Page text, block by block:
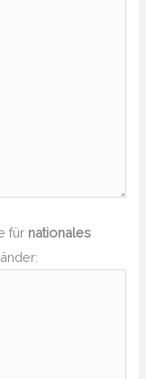
für nationales